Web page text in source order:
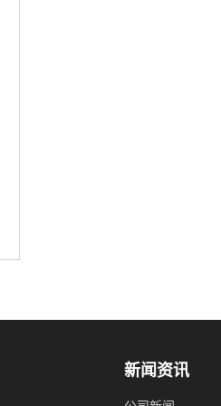
新闻资讯